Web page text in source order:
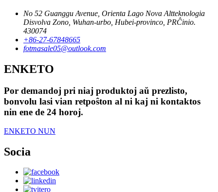
No 52 Guanggu Avenue, Orienta Lago Nova Altteknologia
Disvolva Zono, Wuhan-urbo, Hubei-provinco, PRĈinio.
430074
+86-27-67848665
fotmasale05@outlook.com
ENKETO
Por demandoj pri niaj produktoj aŭ prezlisto,
bonvolu lasi vian retpoŝton al ni kaj ni kontaktos
nin ene de 24 horoj.
ENKETO NUN
Socia